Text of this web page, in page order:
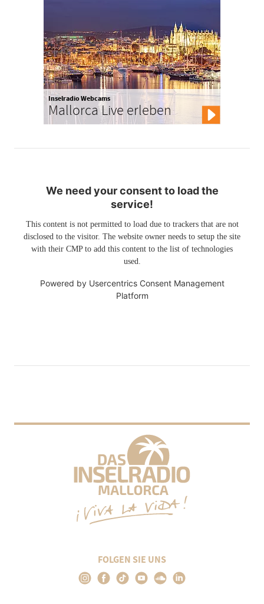
Inselradio Webcams
Mallorca Live erleben
We need your consent to load the
service!
This content is not permitted to load due to trackers that are not
disclosed to the visitor. The website owner needs to setup the site
with their CMP to add this content to the list of technologies
used.
Powered by Usercentrics Consent Management
Platform
FOLGEN SIE UNS